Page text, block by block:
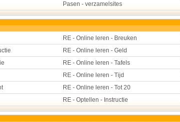
Pasen - verzamelsites
RE - Online leren - Breuken
RE - Online leren - Geld
RE - Online leren - Tafels
RE - Online leren - Tijd
RE - Online leren - Tot 20
RE - Optellen - Instructie